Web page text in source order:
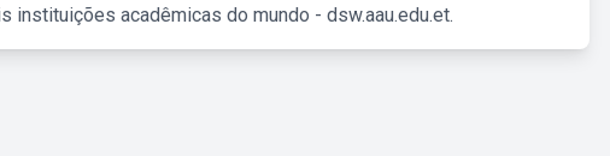
instituições acadêmicas do mundo - dsw.aau.edu.et.